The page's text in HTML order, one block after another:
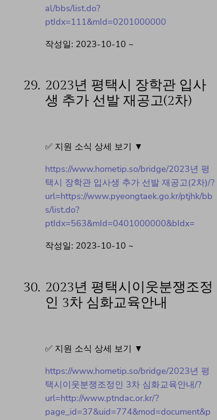
al/bbs/list.do?
ptIdx=111&mId=0201000000
작성일: 2023-10-10 ~
29. 2023년 평택시 장학관 입사
생 추가 선발 재공고(2차)
✅ 지원 소식 상세 보기 ▼
https://www.hometip.so/bridge/2023년 평
택시 장학관 입사생 추가 선발 재공고(2차)/?
url=https://www.pyeongtaek.go.kr/ptjhk/bb
s/list.do?
ptIdx=563&mId=0401000000&bIdx=
작성일: 2023-10-10 ~
30. 2023년 평택시이웃분쟁조정
인 3차 심화교육안내
✅ 지원 소식 상세 보기 ▼
https://www.hometip.so/bridge/2023년 평
택시이웃분쟁조정인 3차 심화교육안내/?
url=http://www.ptndac.or.kr/?
page_id=37&uid=774&mod=document&p